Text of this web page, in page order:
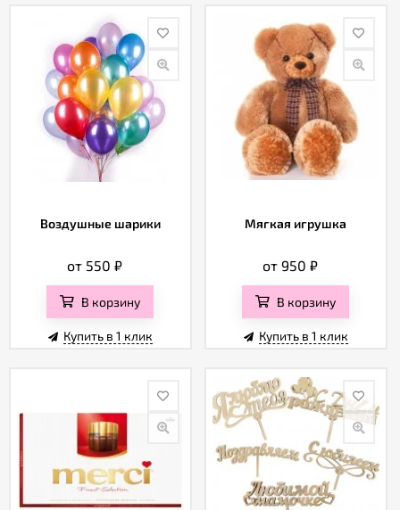
Воздушные шарики
от 550₽
В корзину
Купить в 1 клик
Мягкая игрушка
от 950₽
В корзину
Купить в 1 клик